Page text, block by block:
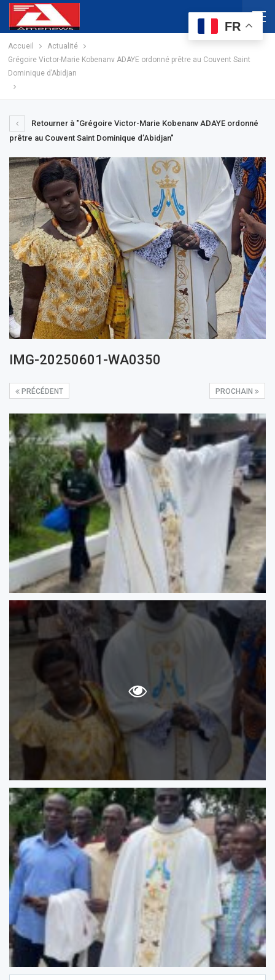
Accueil
Actualité
Grégoire Victor-Marie Kobenanv ADAYE ordonné prêtre au Couvent Saint
Dominique d’Abidjan
Retourner à "Grégoire Victor-Marie Kobenanv ADAYE ordonné
prêtre au Couvent Saint Dominique d’Abidjan"
IMG-20250601-WA0350
PROCHAIN
PRÉCÉDENT
FR